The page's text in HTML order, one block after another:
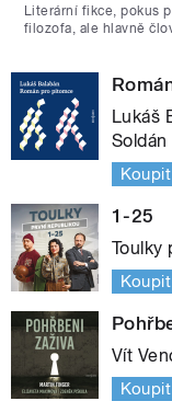
Literární fikce, pokus
filozofa, ale hlavně
Lukáš
Soldán
Koupit
1-25
Toulky
Koupit
Vít
Koupit